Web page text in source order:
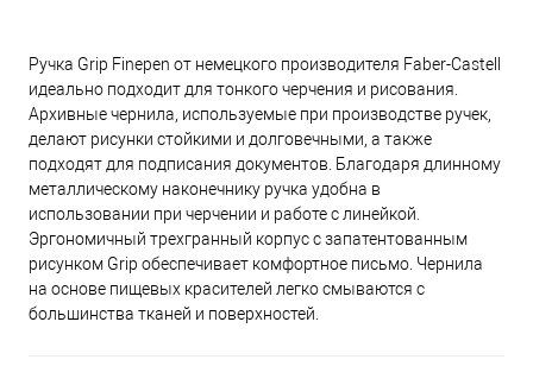
Ручка Grip Finepen от немецкого производителя Faber-Castell
идеально подходит для тонкого черчения и рисования.
Архивные чернила, используемые при производстве ручек,
делают рисунки стойкими и долговечными, а также
подходят для подписания документов. Благодаря длинному
металлическому наконечнику ручка удобна в
использовании при черчении и работе с линейкой.
Эргономичный трехгранный корпус с запатентованным
рисунком Grip обеспечивает комфортное письмо. Чернила
на основе пищевых красителей легко смываются с
большинства тканей и поверхностей.